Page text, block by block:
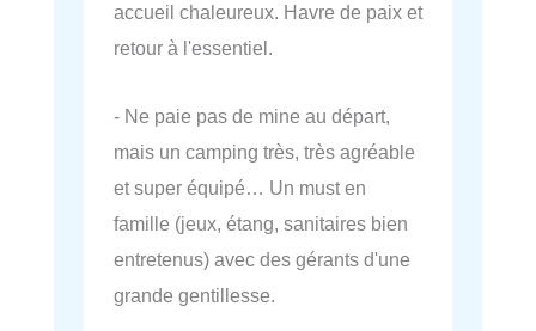
accueil chaleureux. Havre de paix et
retour à l'essentiel.
- Ne paie pas de mine au départ,
mais un camping très, très agréable
et super équipé… Un must en
famille (jeux, étang, sanitaires bien
entretenus) avec des gérants d'une
grande gentillesse.